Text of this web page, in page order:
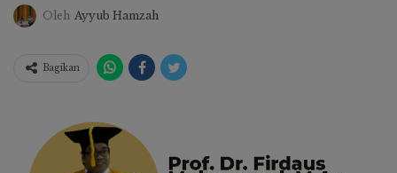
Oleh Ayyub Hamzah
Bagikan